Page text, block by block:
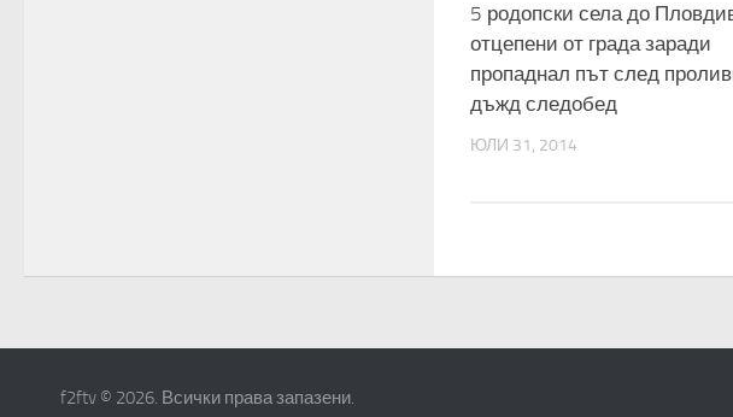
5 родопски села до
отцепени от града заради
пропаднал път след
дъжд следобед
ЮЛИ 31, 2014
f2ftv © 2026. Всички права запазени.